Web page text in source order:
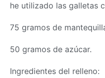
he utilizado las galletas
75 gramos de
50 gramos de azúcar.
Ingredientes del relleno: